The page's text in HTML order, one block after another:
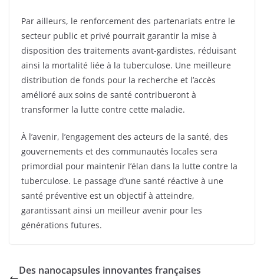
Par ailleurs, le renforcement des partenariats entre le
secteur public et privé pourrait garantir la mise à
disposition des traitements avant-gardistes, réduisant
ainsi la mortalité liée à la tuberculose. Une meilleure
distribution de fonds pour la recherche et l’accès
amélioré aux soins de santé contribueront à
transformer la lutte contre cette maladie.
À l’avenir, l’engagement des acteurs de la santé, des
gouvernements et des communautés locales sera
primordial pour maintenir l’élan dans la lutte contre la
tuberculose. Le passage d’une santé réactive à une
santé préventive est un objectif à atteindre,
garantissant ainsi un meilleur avenir pour les
générations futures.
Des nanocapsules innovantes françaises